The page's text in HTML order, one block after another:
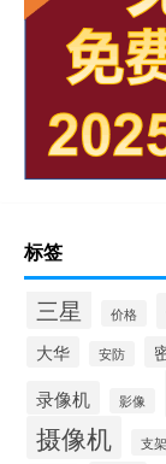
标签
三星 价格
大华 安防
录像机 影像
摄像机 支架